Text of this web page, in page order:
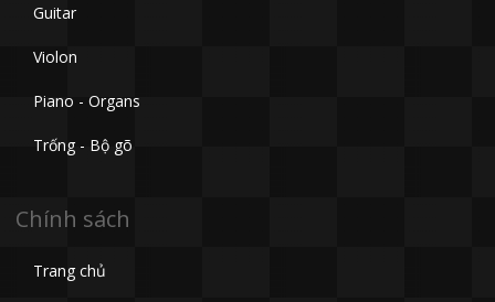
Guitar
Violon
Piano - Organs
Trống - Bộ gõ
Chính sách
Trang chủ